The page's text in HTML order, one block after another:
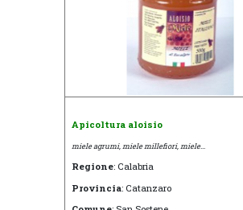
Apicoltura aloisio
miele agrumi, miele millefiori, miele...
Regione: Calabria
Provincia: Catanzaro